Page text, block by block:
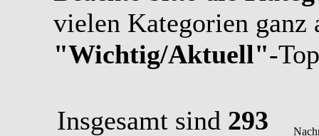
vielen Kategorien ganz
"Wichtig/Aktuell"-
Insgesamt sind 293